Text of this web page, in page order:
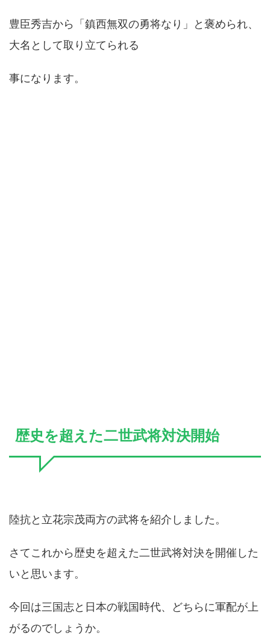
豊臣秀吉から「鎮西無双の勇将なり」と褒められ、
大名として取り立てられる
事になります。
歴史を超えた二世武将対決開始
陸抗と立花宗茂両方の武将を紹介しました。
さてこれから歴史を超えた二世武将対決を開催した
いと思います。
今回は三国志と日本の戦国時代、どちらに軍配が上
がるのでしょうか。